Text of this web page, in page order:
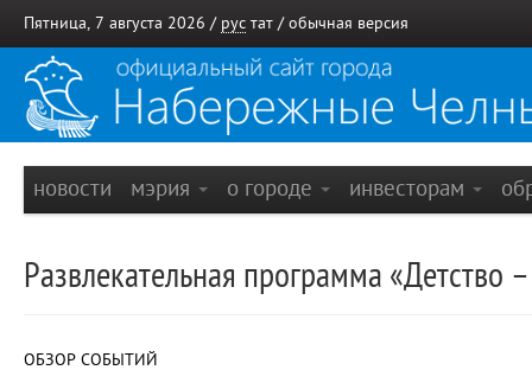
Пятница, 7 августа 2026 / рус тат / обычная версия
новости мэрия о городе инвесторам
Развлекательная программа «Детство
ОБЗОР СОБЫТИЙ